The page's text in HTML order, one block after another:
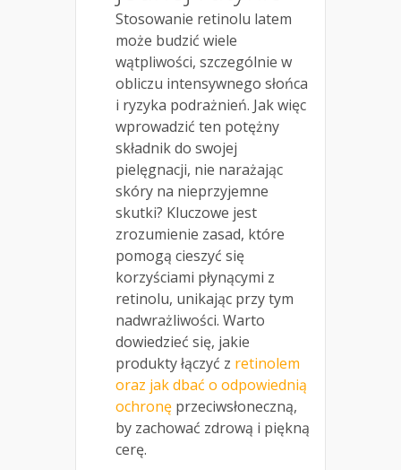
Stosowanie retinolu latem
może budzić wiele
wątpliwości, szczególnie w
obliczu intensywnego słońca
i ryzyka podrażnień. Jak więc
wprowadzić ten potężny
składnik do swojej
pielęgnacji, nie narażając
skóry na nieprzyjemne
skutki? Kluczowe jest
zrozumienie zasad, które
pomogą cieszyć się
korzyściami płynącymi z
retinolu, unikając przy tym
nadwrażliwości. Warto
dowiedzieć się, jakie
produkty łączyć z retinolem
oraz jak dbać o odpowiednią
ochronę przeciwsłoneczną,
by zachować zdrową i piękną
cerę.